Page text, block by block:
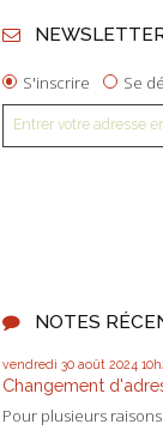
S'inscrire Se
NOTES
vendredi 30 août 2024
Changement
Pour plusieurs